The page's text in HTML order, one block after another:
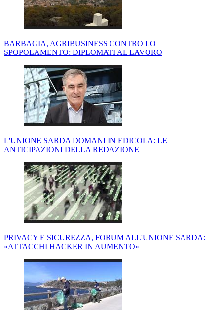
BARBAGIA, AGRIBUSINESS CONTRO LO
SPOPOLAMENTO: DIPLOMATI AL LAVORO
L'UNIONE SARDA DOMANI IN EDICOLA: LE
ANTICIPAZIONI DELLA REDAZIONE
PRIVACY E SICUREZZA, FORUM ALL'UNIONE SARDA:
«ATTACCHI HACKER IN AUMENTO»